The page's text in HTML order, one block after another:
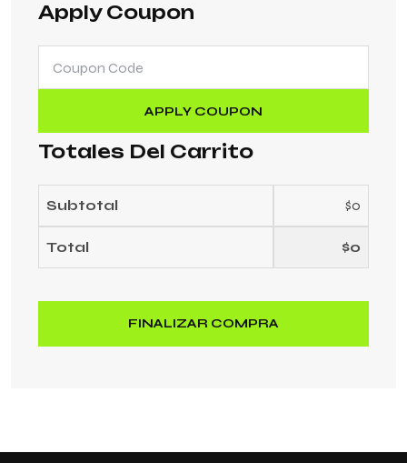
Apply Coupon
APPLY COUPON
Totales Del Carrito
Subtotal $0
Total $0
FINALIZAR COMPRA